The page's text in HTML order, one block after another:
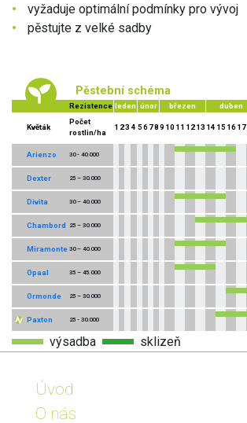
Úvod
O nás
vyžaduje optimální podmínky pro vývoj
pěstujte z velké sadby
Pěstební schéma
Rezistence leden únor březen duben
Květák
Počet
rostlin/ha
1 23 4 56789 10 11 1213 14 15 1617
Arienzo 30 - 40.000
Dexter 25 – 30.000
Divita 30 – 40.000
Chambord 25 – 30.000
Miramonte 30 – 40.000
Opaal 35 – 45.000
Ormonde 25 – 30.000
Paxton 25 - 30.000
výsadba sklizeň